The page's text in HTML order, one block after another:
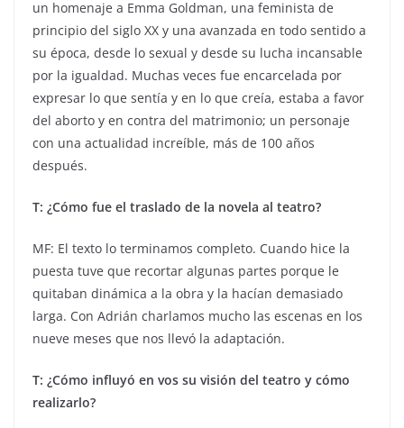
un homenaje a Emma Goldman, una feminista de
principio del siglo XX y una avanzada en todo sentido a
su época, desde lo sexual y desde su lucha incansable
por la igualdad. Muchas veces fue encarcelada por
expresar lo que sentía y en lo que creía, estaba a favor
del aborto y en contra del matrimonio; un personaje
con una actualidad increíble, más de 100 años
después.
T: ¿Cómo fue el traslado de la novela al teatro?
MF: El texto lo terminamos completo. Cuando hice la
puesta tuve que recortar algunas partes porque le
quitaban dinámica a la obra y la hacían demasiado
larga. Con Adrián charlamos mucho las escenas en los
nueve meses que nos llevó la adaptación.
T: ¿Cómo influyó en vos su visión del teatro y cómo
realizarlo?